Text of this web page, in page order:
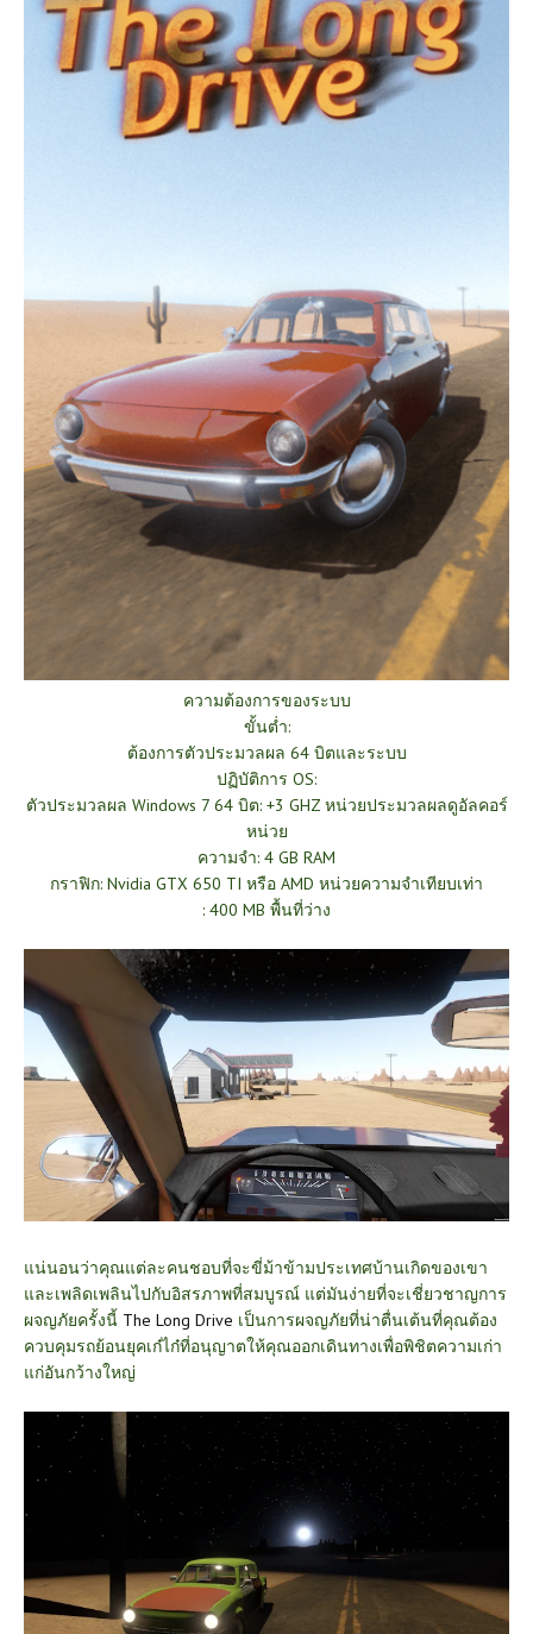
ความต้องการของระบบ
ขั้นต่ำ:
ต้องการตัวประมวลผล 64 บิตและระบบ
ปฏิบัติการ OS:
ตัวประมวลผล Windows 7 64 บิต: +3 GHZ หน่วยประมวลผลดูอัลคอร์
หน่วย
ความจำ: 4 GB RAM
กราฟิก: Nvidia GTX 650 TI หรือ AMD หน่วยความจำเทียบเท่า
: 400 MB พื้นที่ว่าง
แน่นอนว่าคุณแต่ละคนชอบที่จะขี่ม้าข้ามประเทศบ้านเกิดของเขา
และเพลิดเพลินไปกับอิสรภาพที่สมบูรณ์ แต่มันง่ายที่จะเชี่ยวชาญการ
ผจญภัยครั้งนี้ The Long Drive เป็นการผจญภัยที่น่าตื่นเต้นที่คุณต้อง
ควบคุมรถย้อนยุคเก๋ไก๋ที่อนุญาตให้คุณออกเดินทางเพื่อพิชิตความเก่า
แก่อันกว้างใหญ่